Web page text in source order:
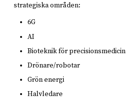
strategiska områden:
6G
AI
Bioteknik för precisionsmedicin
Drönare/robotar
Grön energi
Halvledare